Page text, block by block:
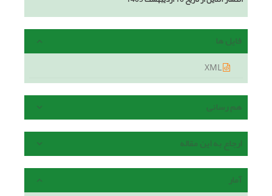
فایل ها
هم رسانی
ارجاع به این مقاله
آمار